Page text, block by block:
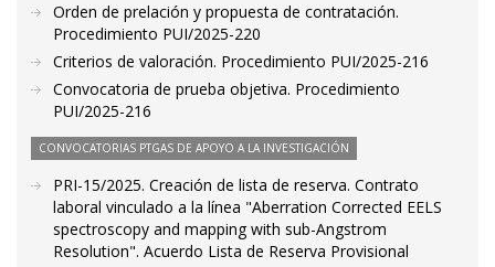
Orden de prelación y propuesta de contratación.
Procedimiento PUI/2025-220
Criterios de valoración. Procedimiento PUI/2025-216
Convocatoria de prueba objetiva. Procedimiento
PUI/2025-216
CONVOCATORIAS PTGAS DE APOYO A LA INVESTIGACIÓN
PRI-15/2025. Creación de lista de reserva. Contrato
laboral vinculado a la línea "Aberration Corrected EELS
spectroscopy and mapping with sub-Angstrom
Resolution". Acuerdo Lista de Reserva Provisional